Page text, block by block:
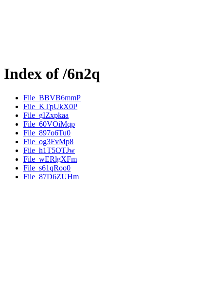
Index of /6n2q
File_BBVB6mmP
File_KTpUkX0P
File_gIZxpkaa
File_60VOiMqp
File_897o6Tu0
File_og3FvMp8
File_h1T5OTJw
File_wERlgXFm
File_s61qRoo0
File_87D6ZUHm